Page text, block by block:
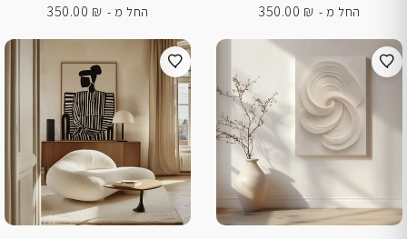
החל מ -
350.00 ₪
החל מ -
350.00 ₪